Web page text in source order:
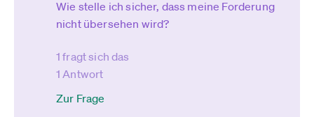
Wie stelle ich sicher, dass meine Forderung
nicht übersehen wird?
1 fragt sich das
1 Antwort
Zur Frage